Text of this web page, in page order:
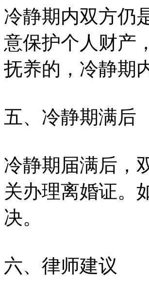
冷静期内双方仍
意保护个人财产
抚养的，冷静期
五、冷静期满后
冷静期届满后，
关办理离婚证。
决。
六、律师建议